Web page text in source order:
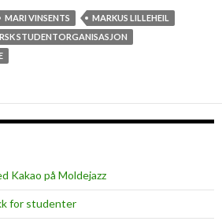
MARI VINSENTS
MARKUS LILLEHEIL
STUDENTORGANISASJON
Kakao på Moldejazz
for studenter